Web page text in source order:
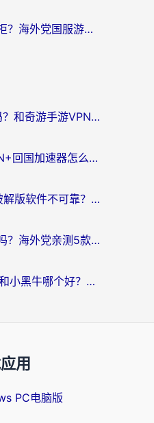
英国怎么玩叫我大掌柜？海外党国服游戏加速避坑指南（附实测推荐）
ChickCN VPN好用吗？和奇游手游VPN对比哪个回国效果更好？海外党亲测实用指南
海外党必看：PC VPN+回国加速器怎么选？无缝访问国内资源全攻略
海外党别踩坑！iOS破解版软件不可靠？教你选对回国加速器无缝看国内资源
雷神手游和快喵好用吗？海外党亲测5款回国加速器，附斧牛Bling对比+微信视频号解决办法
海外党纠结ChickCN和小黑牛哪个好？一篇帮你选对回国加速器的实用指南
应用
PC电脑版